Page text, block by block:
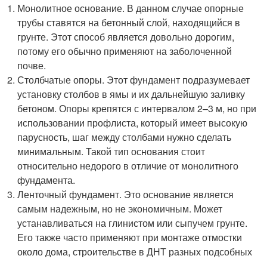
Монолитное основание. В данном случае опорные
трубы ставятся на бетонный слой, находящийся в
грунте. Этот способ является довольно дорогим,
потому его обычно применяют на заболоченной
почве.
Столбчатые опоры. Этот фундамент подразумевает
установку столбов в ямы и их дальнейшую заливку
бетоном. Опоры крепятся с интервалом 2–3 м, но при
использовании профлиста, который имеет высокую
парусность, шаг между столбами нужно сделать
минимальным. Такой тип основания стоит
относительно недорого в отличие от монолитного
фундамента.
Ленточный фундамент. Это основание является
самым надежным, но не экономичным. Может
устанавливаться на глинистом или сыпучем грунте.
Его также часто применяют при монтаже отмостки
около дома, строительстве в ДНТ разных подсобных